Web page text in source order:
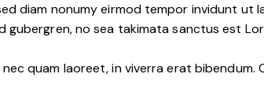
diam nonumy eirmod tempor invidunt
no sea takimata sanctus est
quam laoreet, in viverra erat